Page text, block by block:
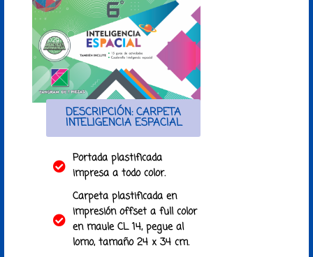
DESCRIPCIÓN: CARPETA
INTELIGENCIA ESPACIAL
Portada plastificada
impresa a todo color.
Carpeta plastificada en
impresión offset a full color
en maule CL 14, pegue al
lomo, tamaño 24 x 34 cm.